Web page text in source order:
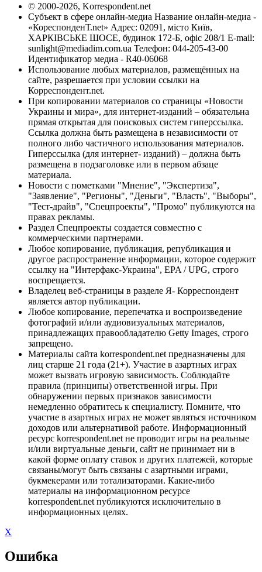
© 2000-2026, Korrespondent.net
Субъект в сфере онлайн-медиа Название онлайн-медиа -
«КореспонденТ.net» Адрес: 02091, місто Київ,
ХАРКІВСЬКЕ ШОСЕ, будинок 172-Б, офіс 208/1 E-mail:
sunlight@mediadim.com.ua Телефон: 044-205-43-00
Идентификатор медиа - R40-06068
Использование любых материалов, размещённых на
сайте, разрешается при условии ссылки на
Корреспондент.net.
При копировании материалов со страницы «Новости
Украины и мира», для интернет-изданий – обязательна
прямая открытая для поисковых систем гиперссылка.
Ссылка должна быть размещена в независимости от
полного либо частичного использования материалов.
Гиперссылка (для интернет- изданий) – должна быть
размещена в подзаголовке или в первом абзаце
материала.
Новости с пометками "Мнение", "Экспертиза",
"Заявление", "Регионы", "Деньги", "Власть", "Выборы",
"Тест-драйв", "Спецпроекты", "Промо" публикуются на
правах рекламы.
Раздел Спецпроекты создается совместно с
коммерческими партнерами.
Любое копирование, публикация, републикация и
другое распространение информации, которое содержит
ссылку на "Интерфакс-Украина", EPA / UPG, строго
воспрещается.
Владелец веб-страницы в разделе Я- Корреспондент
является автор публикации.
Любое копирование, перепечатка и воспроизведение
фотографий и/или аудиовизуальных материалов,
принадлежащих правообладателю Getty Images, строго
запрещено.
Материалы сайта korrespondent.net предназначены для
лиц старше 21 года (21+). Участие в азартных играх
может вызвать игровую зависимость. Соблюдайте
правила (принципы) ответственной игры. При
обнаружении первых признаков зависимости
немедленно обратитесь к специалисту. Помните, что
участие в азартных играх не может являться источником
доходов или альтернативой работе. Информационный
ресурс korrespondent.net не проводит игры на реальные
и/или виртуальные деньги, сайт не принимает ни в
какой форме оплату ставок и других платежей, которые
связаны/могут быть связаны с азартными играми,
букмекерами или тотализаторами. Какие-либо
материалы на информационном ресурсе
korrespondent.net публикуются исключительно в
информационных целях.
X
Ошибка